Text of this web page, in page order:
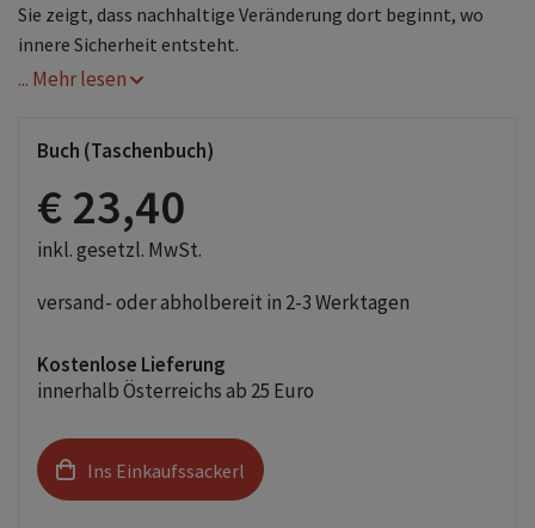
Sie zeigt, dass nachhaltige Veränderung dort beginnt, wo
innere Sicherheit entsteht.
... Mehr lesen
Buch (Taschenbuch)
€ 23,40
inkl. gesetzl. MwSt.
versand- oder abholbereit in 2-3 Werktagen
Kostenlose Lieferung
innerhalb Österreichs ab 25 Euro
Ins Einkaufssackerl